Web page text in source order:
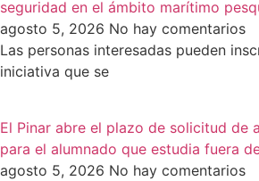
seguridad en el ámbito marítimo
agosto 5, 2026 No hay comentarios
Las personas interesadas pueden
iniciativa que se
El Pinar abre el plazo de solicitud de
para el alumnado que estudia fuera
agosto 5, 2026 No hay comentarios